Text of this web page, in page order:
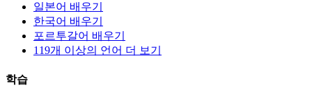
일본어 배우기
한국어 배우기
포르투갈어 배우기
119개 이상의 언어 더 보기
학습